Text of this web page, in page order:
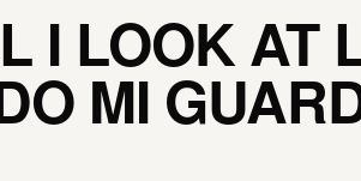
I LOOK AT
MI